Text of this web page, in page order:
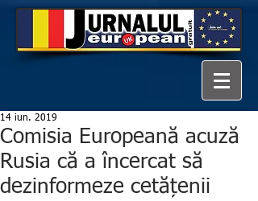
Comisia Europeană acuză
Rusia că a încercat să
dezinformeze cetățenii
14 iun. 2019